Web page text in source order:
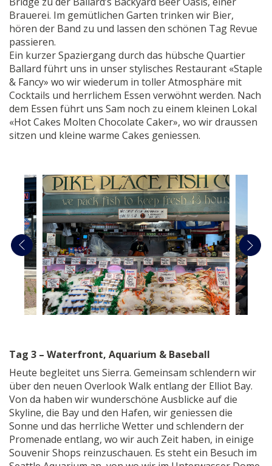
Brauerei. Im gemütlichen Garten trinken wir Bier,
hören der Band zu und lassen den schönen Tag Revue
passieren.
Ein kurzer Spaziergang durch das hübsche Quartier
Ballard führt uns in unser stylisches Restaurant «Staple
& Fancy» wo wir wiederum in toller Atmosphäre mit
Cocktails und herrlichem Essen verwöhnt werden. Nach
dem Essen führt uns Sam noch zu einem kleinen Lokal
«Hot Cakes Molten Chocolate Caker», wo wir draussen
sitzen und kleine warme Cakes geniessen.
Tag 3 – Waterfront, Aquarium & Baseball
Heute begleitet uns Sierra. Gemeinsam schlendern wir
über den neuen Overlook Walk entlang der Elliot Bay.
Von da haben wir wunderschöne Ausblicke auf die
Skyline, die Bay und den Hafen, wir geniessen die
Sonne und das herrliche Wetter und schlendern der
Promenade entlang, wo wir auch Zeit haben, in einige
Souvenir Shops reinzuschauen. Es steht ein Besuch im